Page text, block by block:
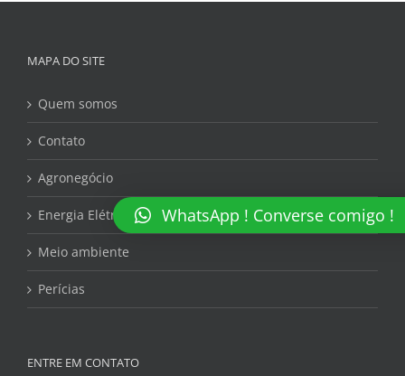
MAPA DO SITE
Quem somos
Contato
Agronegócio
Energia Elétrica
Meio ambiente
Perícias
ENTRE EM CONTATO
WhatsApp ! Converse comigo !